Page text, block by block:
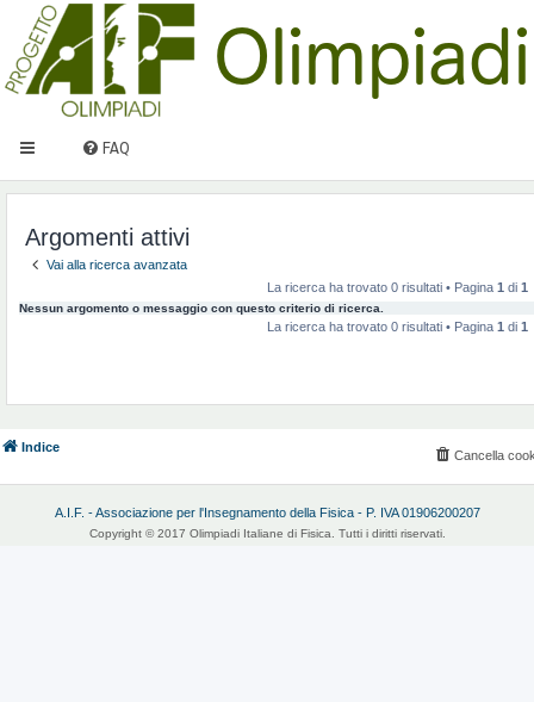
FAQ
Argomenti attivi
Vai alla ricerca avanzata
La ricerca ha trovato 0 risultati • Pagina 1 di 1
Nessun argomento o messaggio con questo criterio di ricerca.
La ricerca ha trovato 0 risultati • Pagina 1 di 1
Indice
Cancella
A.I.F. - Associazione per l'Insegnamento della Fisica - P. IVA 01906200207
Copyright © 2017 Olimpiadi Italiane di Fisica. Tutti i diritti riservati.